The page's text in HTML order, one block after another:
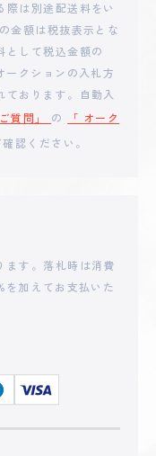
4,830
2025 - 09 - 07 16:49
4,300
2025 - 09 - 07 16:34
は別途配送料をい
金額は税抜表示とな
として税込金額の
ークションの入札方
ております。自動入
質問」 の
「 オーク
認ください。
ます。落札時は消費
加えてお支払いた